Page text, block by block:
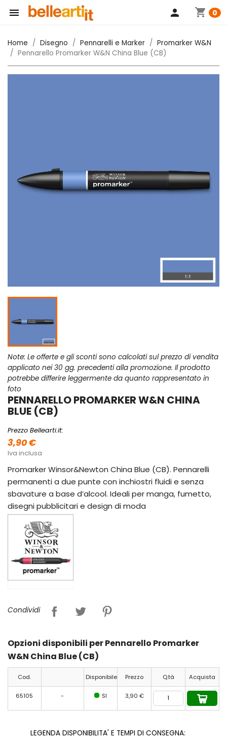
 shopping_cart 0
person
Home Disegno Pennarelli e Marker
Promarker W&N
Pennarello Promarker W&N China Blue (CB)
Note: Le offerte e gli sconti sono calcolati sul prezzo di vendita
applicato nei 30 gg. precedenti alla promozione. Il prodotto
potrebbe differire leggermente da quanto rappresentato in
foto
PENNARELLO PROMARKER W&N CHINA
BLUE (CB)
Prezzo Bellearti.it:
3,90 €
Iva inclusa
Promarker Winsor&Newton China Blue (CB). Pennarelli
permanenti a due punte con inchiostri fluidi e senza
sbavature a base d’alcool. Ideali per manga, fumetto,
disegni pubblicitari e design di moda
Condividi
Opzioni disponibili per Pennarello Promarker
W&N China Blue (CB)
Cod. Disponibile Prezzo Q.tà Acquista
65105 - SI 3,90 €
LEGENDA DISPONIBILITA' E TEMPI DI CONSEGNA: